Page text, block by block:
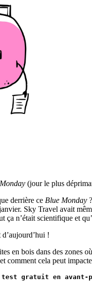
(jour le plus
derrière ce Blue Monday
Sky Travel avait
ça n’était scientifique et
!
en bois dans des zones
comment cela peut
test gratuit en